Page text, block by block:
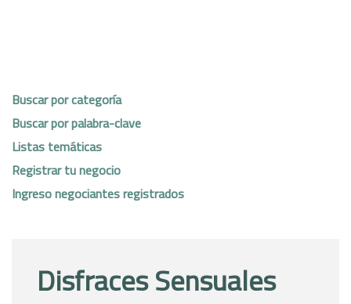
Buscar por categoría
Buscar por palabra-clave
Listas temáticas
Registrar tu negocio
Ingreso negociantes registrados
Disfraces Sensuales